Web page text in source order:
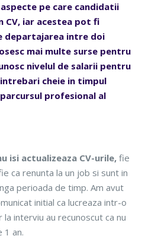
pe care candidatii
CV, iar acestea pot fi
departajarea intre doi
mai multe surse pentru
nivelul de salarii pentru
cheie in timpul
profesional al
isi actualizeaza CV-urile, fie
ca renunta la un job si sunt in
perioada de timp. Am avut
initial ca lucreaza intr-o
la interviu au recunoscut ca nu
1 an.